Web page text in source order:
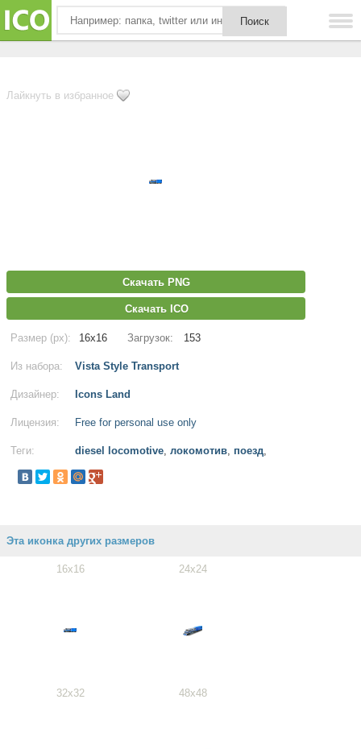
Лайкнуть в избранное
Скачать PNG
Скачать ICO
Размер (px): 16x16 Загрузок: 153
Из набора: Vista Style Transport
Дизайнер: Icons Land
Лицензия: Free for personal use only
Теги: diesel locomotive, локомотив, поезд,
Эта иконка других размеров
16x16 24x24
32x32 48x48